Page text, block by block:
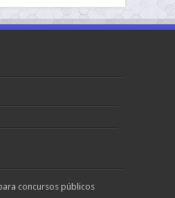
concursos públicos